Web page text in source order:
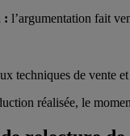
: l’argumentation fait
techniques de vente
réalisée, le